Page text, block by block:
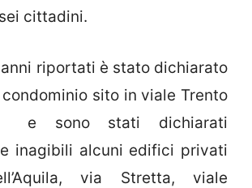
cittadini.
riportati è stato dichiarato
sito in viale Trento
e sono stati dichiarati
inagibili alcuni edifici privati
via Stretta, viale